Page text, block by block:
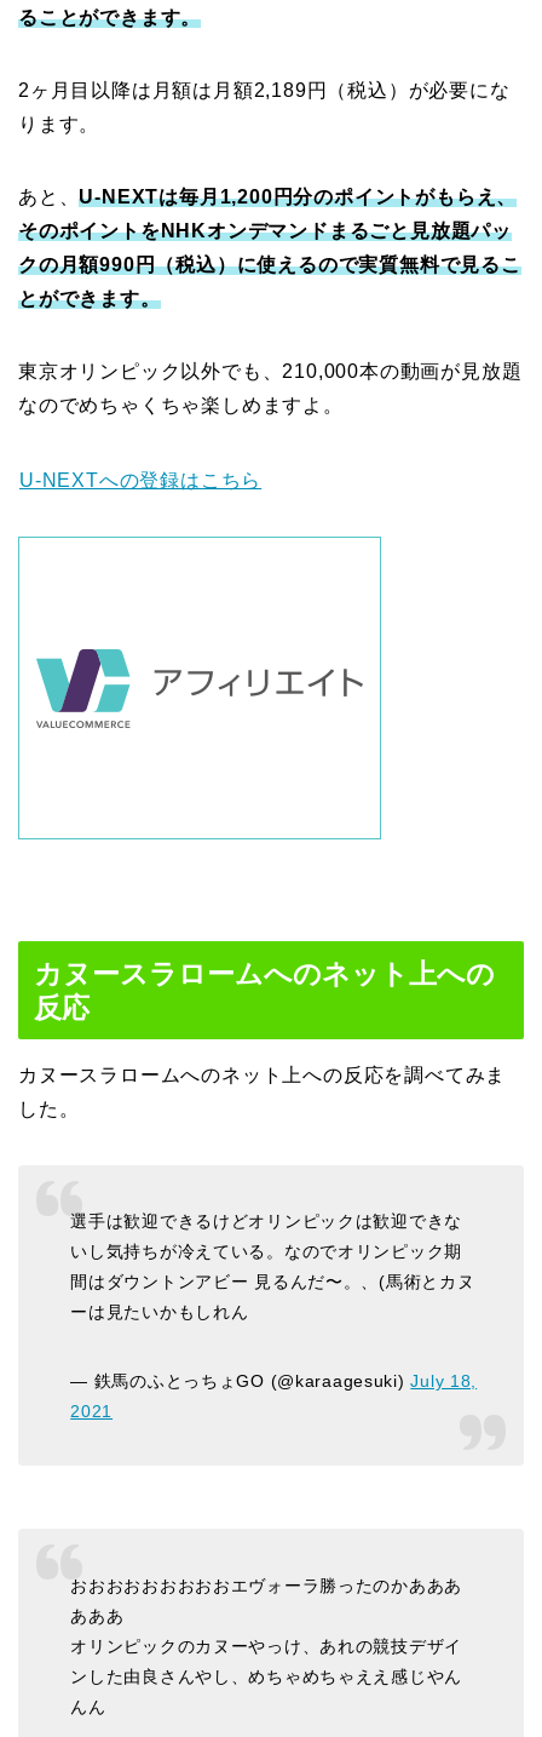
ることができます。
2ヶ月目以降は月額は月額2,189円（税込）が必要にな
ります。
あと、U-NEXTは毎月1,200円分のポイントがもらえ、
そのポイントをNHKオンデマンドまるごと見放題パッ
クの月額990円（税込）に使えるので実質無料で見るこ
とができます。
東京オリンピック以外でも、210,000本の動画が見放題
なのでめちゃくちゃ楽しめますよ。
U-NEXTへの登録はこちら
カヌースラロームへのネット上への
反応
カヌースラロームへのネット上への反応を調べてみま
した。
選手は歓迎できるけどオリンピックは歓迎できな
いし気持ちが冷えている。なのでオリンピック期
間はダウントンアビー 見るんだ〜。、(馬術とカヌ
ーは見たいかもしれん
— 鉄馬のふとっちょGO (@karaagesuki)July 18,
2021
おおおおおおおおおエヴォーラ勝ったのかあああ
あああ
オリンピックのカヌーやっけ、あれの競技デザイ
ンした由良さんやし、めちゃめちゃええ感じやん
んん